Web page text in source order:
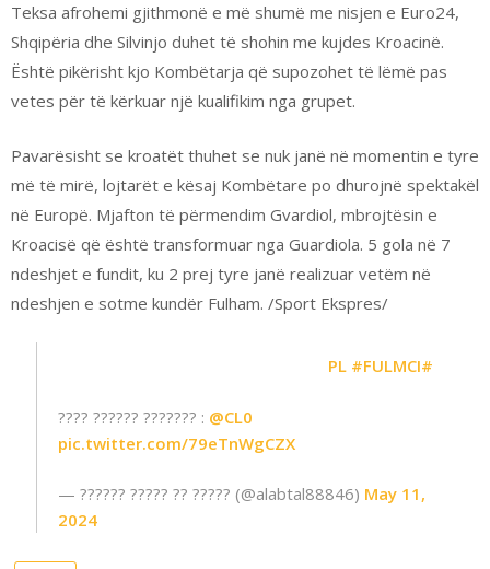
Teksa afrohemi gjithmonë e më shumë me nisjen e Euro24,
Shqipëria dhe Silvinjo duhet të shohin me kujdes Kroacinë.
Është pikërisht kjo Kombëtarja që supozohet të lëmë pas
vetes për të kërkuar një kualifikim nga grupet.
Pavarësisht se kroatët thuhet se nuk janë në momentin e tyre
më të mirë, lojtarët e kësaj Kombëtare po dhurojnë spektakël
në Europë. Mjafton të përmendim Gvardiol, mbrojtësin e
Kroacisë që është transformuar nga Guardiola. 5 gola në 7
ndeshjet e fundit, ku 2 prej tyre janë realizuar vetëm në
ndeshjen e sotme kundër Fulham. /Sport Ekspres/
#PL
#FULMCI
???? ?????? ??????? : @CL0
pic.twitter.com/79eTnWgCZX
— ?????? ????? ?? ????? (@alabtal88846) May 11,
2024